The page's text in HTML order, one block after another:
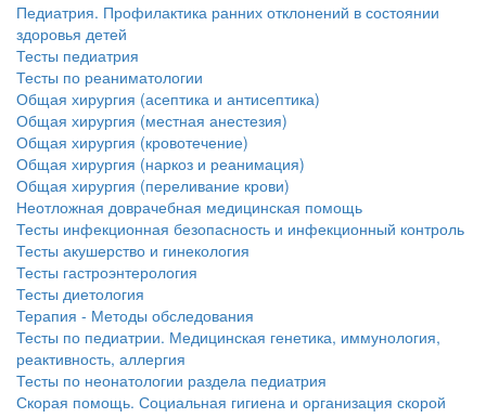
Педиатрия. Профилактика ранних отклонений в состоянии
здоровья детей
Тесты педиатрия
Тесты по реаниматологии
Общая хирургия (асептика и антисептика)
Общая хирургия (местная анестезия)
Общая хирургия (кровотечение)
Общая хирургия (наркоз и реанимация)
Общая хирургия (переливание крови)
Неотложная доврачебная медицинская помощь
Тесты инфекционная безопасность и инфекционный контроль
Тесты акушерство и гинекология
Тесты гастроэнтерология
Тесты диетология
Терапия - Методы обследования
Тесты по педиатрии. Медицинская генетика, иммунология,
реактивность, аллергия
Тесты по неонатологии раздела педиатрия
Скорая помощь. Социальная гигиена и организация скорой